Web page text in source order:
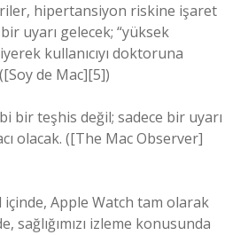
hipertansiyon riskine işaret
uyarı gelecek; “yüksek
kullanıcıyı doktoruna
de Mac][5])
bir teşhis değil; sadece bir uyarı
olacak. ([The Mac Observer]
içinde, Apple Watch tam olarak
sağlığımızı izleme konusunda